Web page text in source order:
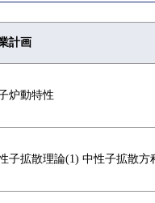
計画
炉動特性
子拡散理論(1) 中性子拡散